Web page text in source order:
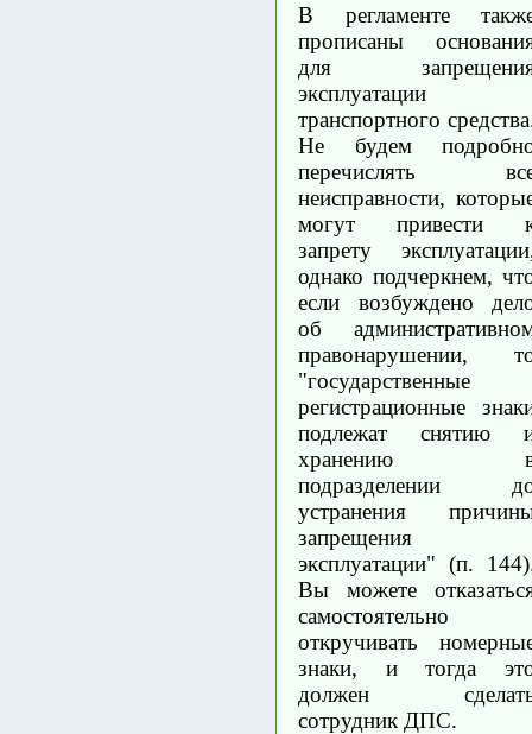
В регламенте
прописаны
для
эксплуатации
транспортного
Не будем
перечислять
неисправности,
могут привести
запрету
однако подчеркнем,
если возбуждено
об
правонарушении,
"государственные
регистрационные
подлежат снятию
хранению
подразделении
устранения
запрещения
эксплуатации" (п.
Вы можете
самостоятельно
откручивать
знаки, и тогда
должен
сотрудник ДПС.